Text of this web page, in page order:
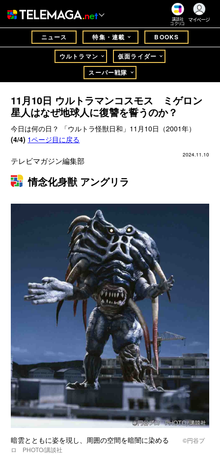
講談社
コクリコ
マイページ
ニュース 特集・連載 BOOKS
ウルトラマン
仮面ライダー
スーパー戦隊
11月10日 ウルトラマンコスモス ミゲロン
星人はなぜ地球人に復讐を誓うのか？
今日は何の日？ 「ウルトラ怪獣日和」11月10日（2001年）
(4/4) 1ページ目に戻る
2024.11.10
テレビマガジン編集部
情念化身獣 アングリラ
暗雲とともに姿を現し、周囲の空間を暗闇に染める©円谷プ
ロ PHOTO/講談社